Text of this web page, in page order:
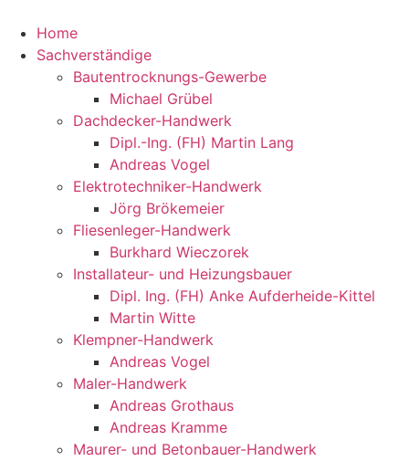
Home
Sachverständige
Bautentrocknungs-Gewerbe
Michael Grübel
Dachdecker-Handwerk
Dipl.-Ing. (FH) Martin Lang
Andreas Vogel
Elektrotechniker-Handwerk
Jörg Brökemeier
Fliesenleger-Handwerk
Burkhard Wieczorek
Installateur- und Heizungsbauer
Dipl. Ing. (FH) Anke Aufderheide-Kittel
Martin Witte
Klempner-Handwerk
Andreas Vogel
Maler-Handwerk​
Andreas Grothaus
Andreas Kramme
Maurer- und Betonbauer-Handwerk​